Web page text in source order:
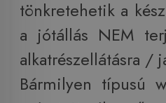
tönkretehetik a
a jótállás NEM
alkatrészellátásra /
Bármilyen típusú